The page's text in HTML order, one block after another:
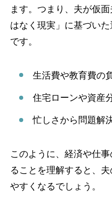
ます。つまり、夫が仮
はなく現実」に基づい
です。
生活費や教育費の
住宅ローンや資産
忙しさから問題解
このように、経済や仕
ることを理解すると、
やすくなるでしょう。